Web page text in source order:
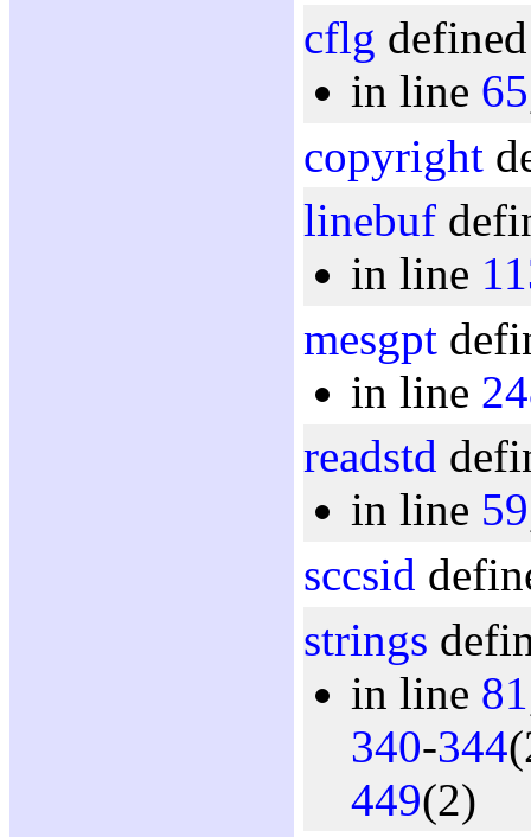
cflg
in line 65
copyright
linebuf
in line
mesgpt
in line
readstd
in line 59
sccsid
strings
in line 81
340-344
449(2)